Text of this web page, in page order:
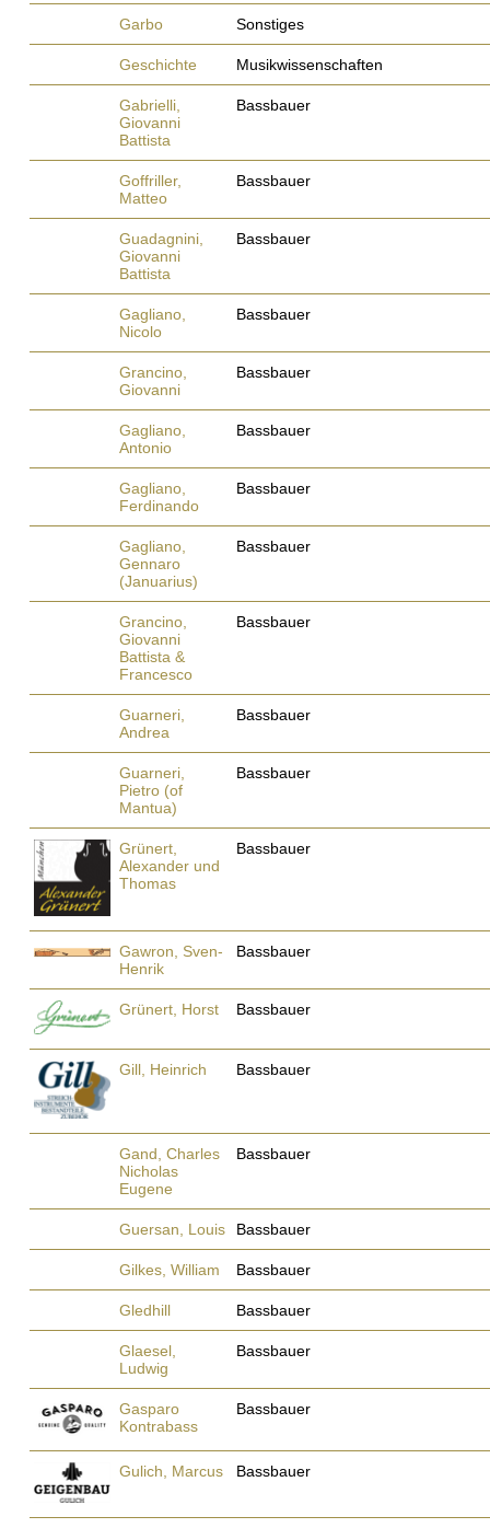
Garbo Sonstiges
Geschichte Musikwissenschaften
Gabrielli,
Giovanni
Battista
Bassbauer
Goffriller,
Matteo
Bassbauer
Guadagnini,
Giovanni
Battista
Bassbauer
Gagliano,
Nicolo
Bassbauer
Grancino,
Giovanni
Bassbauer
Gagliano,
Antonio
Bassbauer
Gagliano,
Ferdinando
Bassbauer
Gagliano,
Gennaro
(Januarius)
Bassbauer
Grancino,
Giovanni
Battista &
Francesco
Bassbauer
Guarneri,
Andrea
Bassbauer
Guarneri,
Pietro (of
Mantua)
Bassbauer
Grünert,
Alexander und
Thomas
Bassbauer
Gawron, Sven-
Henrik
Bassbauer
Grünert, Horst Bassbauer
Gill, Heinrich Bassbauer
Gand, Charles
Nicholas
Eugene
Bassbauer
Guersan, Louis Bassbauer
Gilkes, William Bassbauer
Gledhill Bassbauer
Glaesel,
Ludwig
Bassbauer
Gasparo
Kontrabass
Bassbauer
Gulich, Marcus Bassbauer